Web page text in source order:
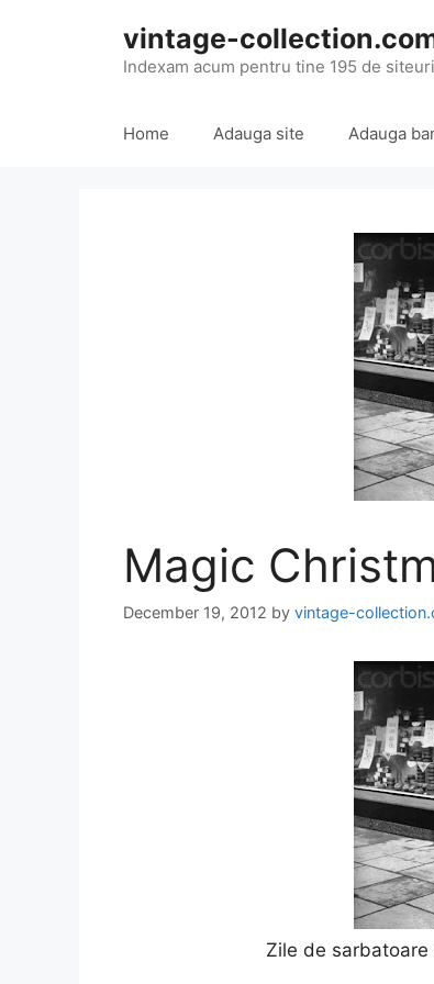
vintage-
Indexam acum pentru tine 195 de
Home Adauga site Adauga
Magic
December 19, 2012 by vintage-
Zile de